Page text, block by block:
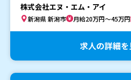
株式会社エヌ・エム・アイ
新潟県 新潟市 月給20万円～45万円
求人の詳細を